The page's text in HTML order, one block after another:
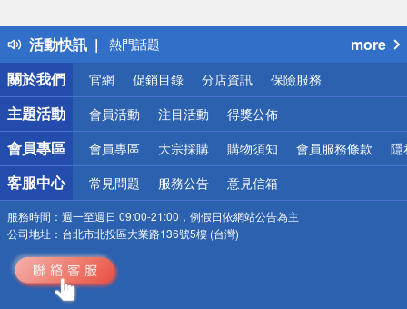
活動快訊
得獎公告
熱門話題
銀行優惠
偏遠地區配送
詐騙網頁！請小心！
more
關於我們
官網 促銷目錄 分店資訊 保險服務
主題活動 會員活動 注目活動 得獎公佈
會員專區 會員專區 大宗採購 購物須知 會員服務條款 隱
客服中心 常見問題 服務公告 意見信箱
服務時間： 週一至週日 09:00-21:00，例假日依網站公告為主
公司地址： 台北市北投區大業路136號5樓 (台灣)